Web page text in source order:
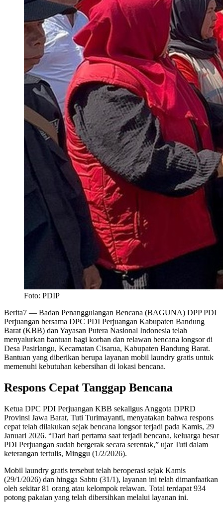
Foto: PDIP
Berita7 — Badan Penanggulangan Bencana (BAGUNA) DPP PDI
Perjuangan bersama DPC PDI Perjuangan Kabupaten Bandung
Barat (KBB) dan Yayasan Putera Nasional Indonesia telah
menyalurkan bantuan bagi korban dan relawan bencana longsor di
Desa Pasirlangu, Kecamatan Cisarua, Kabupaten Bandung Barat.
Bantuan yang diberikan berupa layanan mobil laundry gratis untuk
memenuhi kebutuhan kebersihan di lokasi bencana.
Respons Cepat Tanggap Bencana
Ketua DPC PDI Perjuangan KBB sekaligus Anggota DPRD
Provinsi Jawa Barat, Tuti Turimayanti, menyatakan bahwa respons
cepat telah dilakukan sejak bencana longsor terjadi pada Kamis, 29
Januari 2026. “Dari hari pertama saat terjadi bencana, keluarga besar
PDI Perjuangan sudah bergerak secara serentak,” ujar Tuti dalam
keterangan tertulis, Minggu (1/2/2026).
Mobil laundry gratis tersebut telah beroperasi sejak Kamis
(29/1/2026) dan hingga Sabtu (31/1), layanan ini telah dimanfaatkan
oleh sekitar 81 orang atau kelompok relawan. Total terdapat 934
potong pakaian yang telah dibersihkan melalui layanan ini.